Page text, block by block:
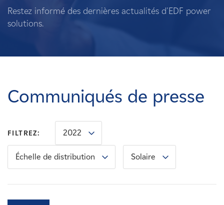
Propriétaires fonciers
Carrières
Nouvelles
Contactez-nous
Restez informé des dernières actualités d'EDF power
solutions.
Communiqués de presse
FILTREZ: 2022
Échelle de distribution Solaire